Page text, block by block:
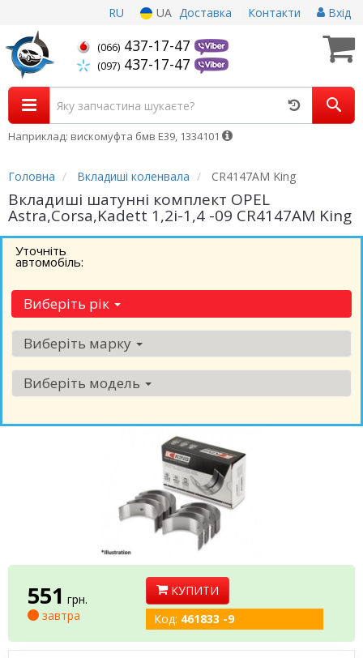
RU UA Доставка Контакти Вхід
(066) 437-17-47
(097) 437-17-47
Наприклад: вискомуфта бмв Е39, 1334101
Головна Вкладиші коленвала CR4147AM King
Вкладиші шатунні комплект OPEL
Astra,Corsa,Kadett 1,2i-1,4 -09 CR4147AM King
Уточніть
автомобіль:
Виберіть рік
Виберіть марку
Виберіть модель
551 грн.
завтра
КУПИТИ
Код: 461833 -9